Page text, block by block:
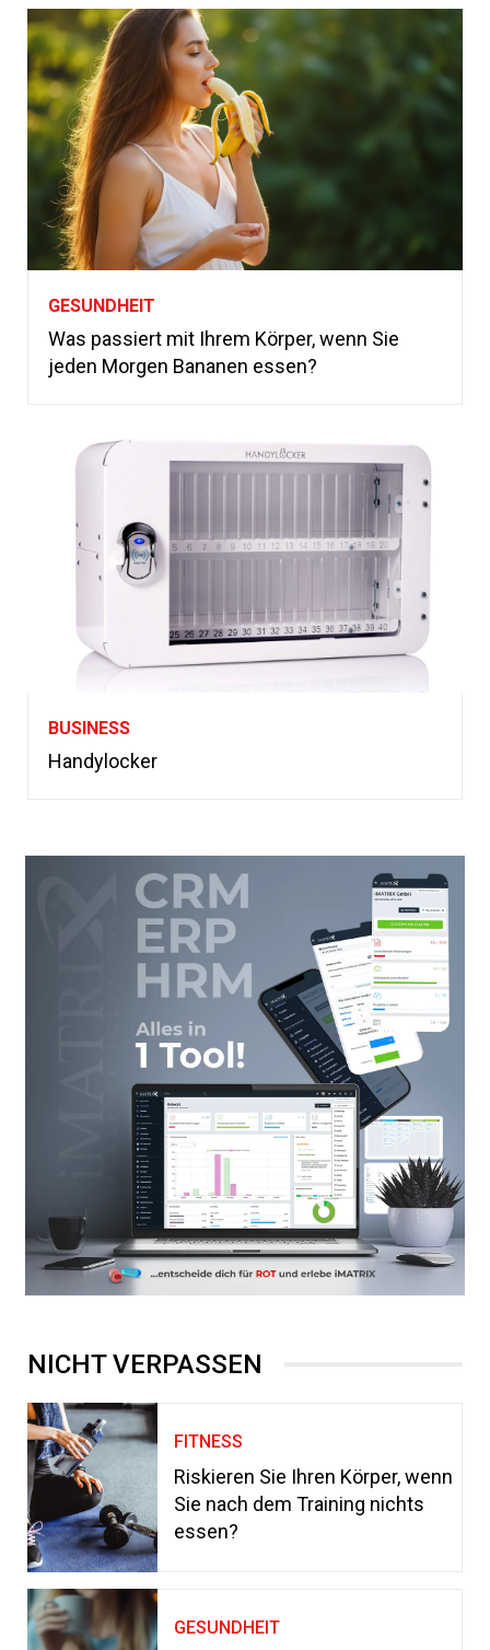
GESUNDHEIT
Was passiert mit Ihrem Körper, wenn Sie
jeden Morgen Bananen essen?
BUSINESS
Handylocker
NICHT VERPASSEN
FITNESS
Riskieren Sie Ihren Körper, wenn
Sie nach dem Training nichts
essen?
GESUNDHEIT